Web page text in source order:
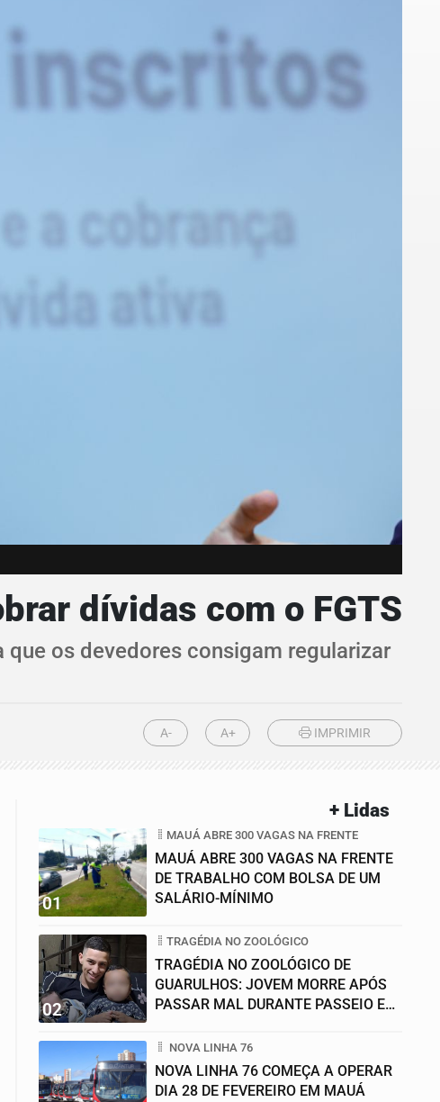
dívidas com o FGTS
que os devedores consigam regularizar
A- A+ IMPRIMIR
+ Lidas
01
MAUÁ ABRE 300 VAGAS NA FRENTE
MAUÁ ABRE 300 VAGAS NA FRENTE
DE TRABALHO COM BOLSA DE UM
SALÁRIO-MÍNIMO
02
TRAGÉDIA NO ZOOLÓGICO
TRAGÉDIA NO ZOOLÓGICO DE
GUARULHOS: JOVEM MORRE APÓS
PASSAR MAL DURANTE PASSEIO EM
NOVA LINHA 76
NOVA LINHA 76 COMEÇA A OPERAR
DIA 28 DE FEVEREIRO EM MAUÁ